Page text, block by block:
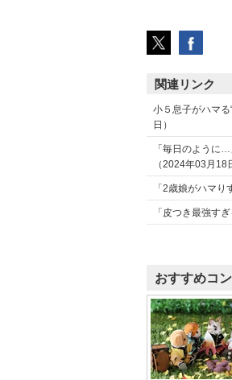
関連リンク
小５息子がハマ
日）
「毎日のように
（2024年03月18
「2歳娘がハマ
「皮つき最強す
おすすめコ